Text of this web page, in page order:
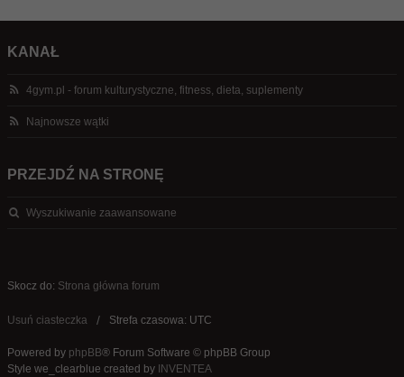
KANAŁ
4gym.pl - forum kulturystyczne, fitness, dieta, suplementy
Najnowsze wątki
PRZEJDŹ NA STRONĘ
Wyszukiwanie zaawansowane
Skocz do: Strona główna forum
Usuń ciasteczka Strefa czasowa: UTC
Powered by phpBB® Forum Software © phpBB Group
Style we_clearblue created by INVENTEA